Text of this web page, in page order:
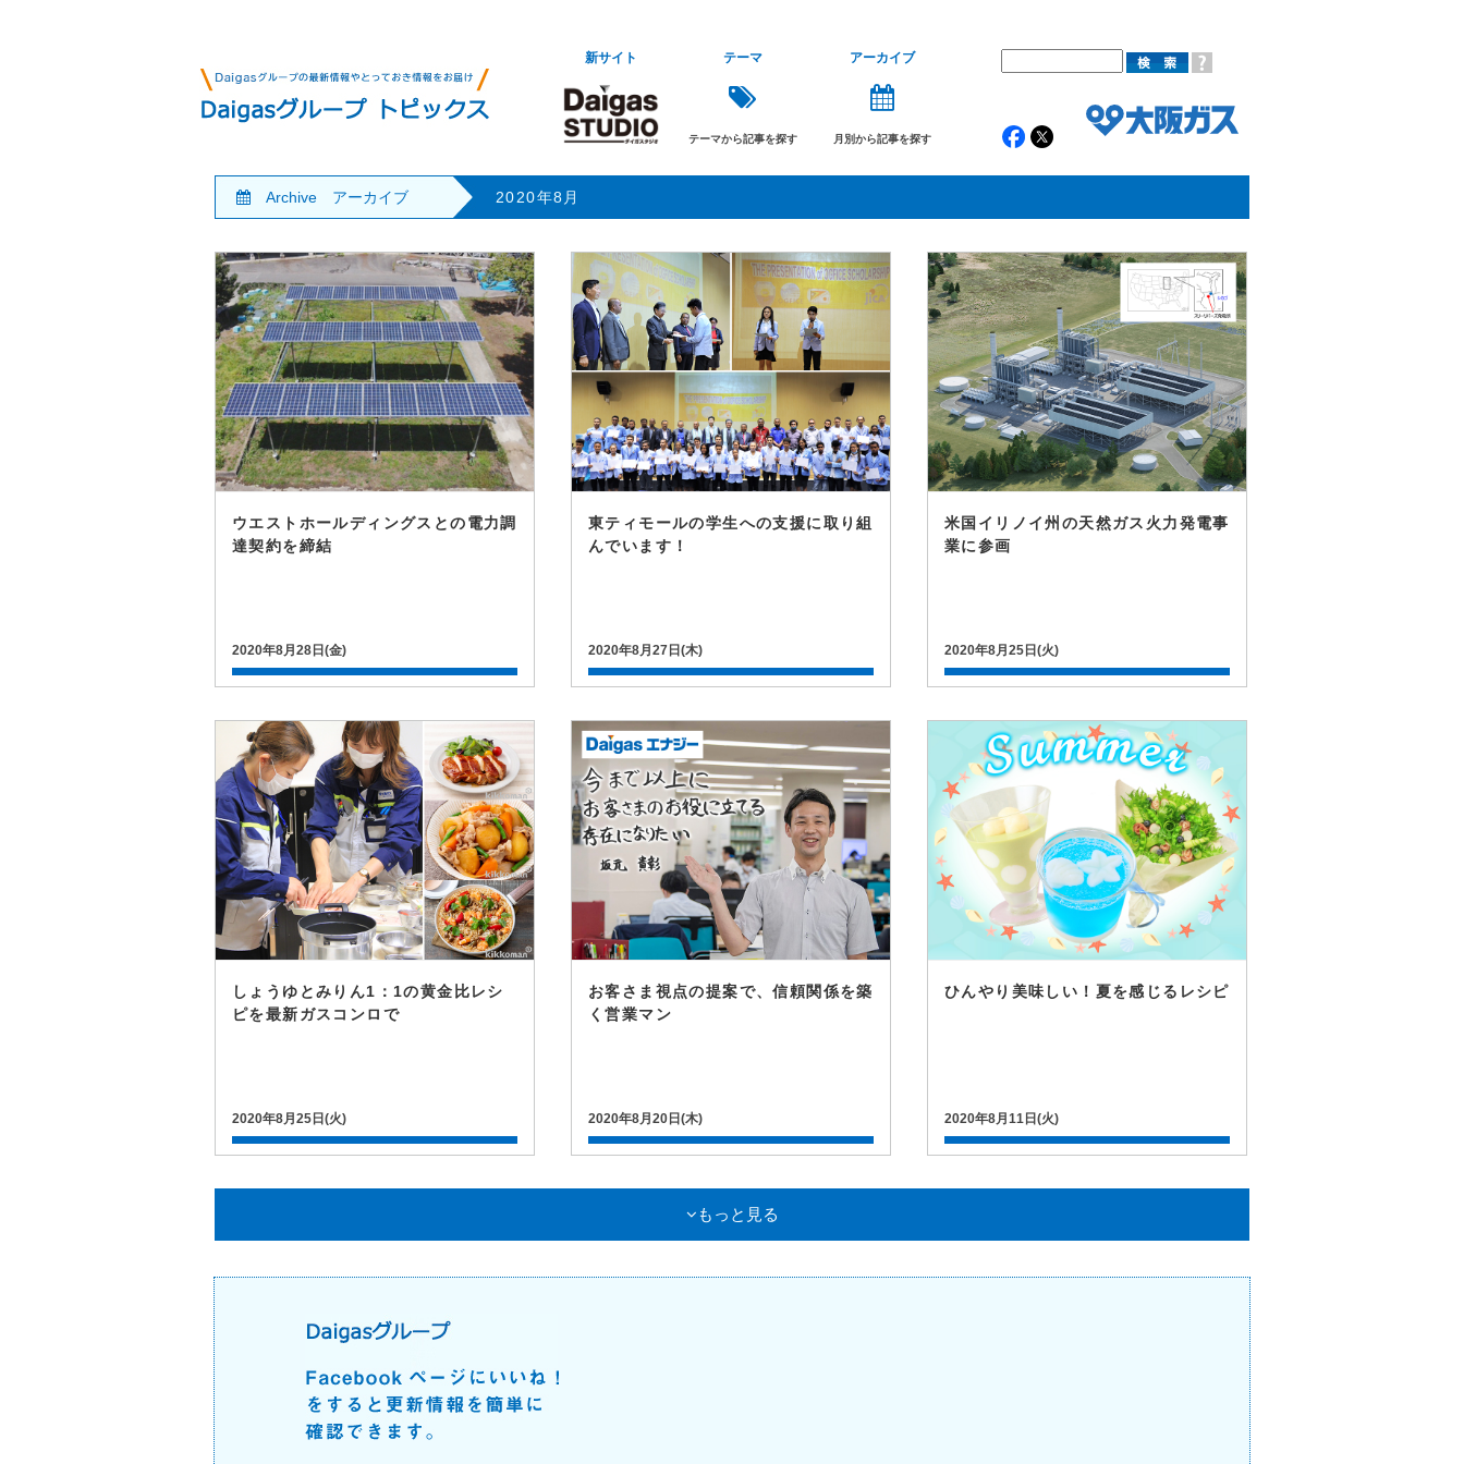
新サイト テーマ
テーマから記事を探す
アーカイブ
月別から記事を探す
Archive アーカイブ 2020年8月
ウエストホールディングスとの電力調
達契約を締結
2020年8月28日(金)
東ティモールの学生への支援に取り組
んでいます！
2020年8月27日(木)
米国イリノイ州の天然ガス火力発電事
業に参画
2020年8月25日(火)
しょうゆとみりん1：1の黄金比レシ
ピを最新ガスコンロで
2020年8月25日(火)
お客さま視点の提案で、信頼関係を築
く営業マン
2020年8月20日(木)
ひんやり美味しい！夏を感じるレシピ
2020年8月11日(火)
もっと見る